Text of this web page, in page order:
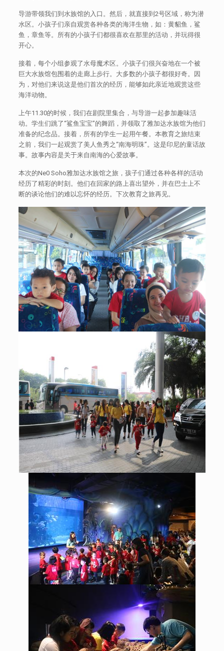
导游带领我们到水族馆的入口。然后，就直接到2号区域，称为潜
水区。小孩子们亲自观赏各种各类的海洋生物，如：黄貂鱼，鲨
鱼，章鱼等。所有的小孩子们都很喜欢在那里的活动，并玩得很
开心。
接着，每个小组参观了水母魔术区。小孩子们很兴奋地在一个被
巨大水族馆包围着的走廊上步行。大多数的小孩子都很好奇。因
为，对他们来说这是他们首次的经历，能够如此亲近地观赏这些
海洋动物。
上午11.30的时候，我们在剧院里集合，与导游一起参加趣味活
动。学生们跳了“鲨鱼宝宝”的舞蹈，并领取了雅加达水族馆为他们
准备的纪念品。接着，所有的学生一起用午餐。本教育之旅结束
之前，我们一起观赏了美人鱼秀之“南海明珠”。这是印尼的童话故
事。故事内容是关于来自南海的心爱故事。
本次的Ne0 Soho雅加达水族馆之旅，孩子们通过各种各样的活动
经历了精彩的时刻。他们在回家的路上喜出望外，并在巴士上不
断的谈论他们的难以忘怀的经历。下次教育之旅再见。